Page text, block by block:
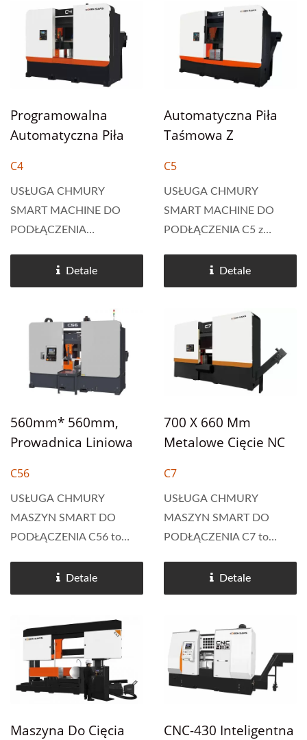
automatyczne pierwsze
(kwadratowe) cięcie,
przechowywanie do 100
zleceń,...
system sterowania Smart
NC+, oferujący funkcje...
Programowalna
Automatyczna Piła
Masowej Produkcji
C4
USŁUGA CHMURY
SMART MACHINE DO
PODŁĄCZENIA
automatyczna piła
taśmowa NC C4 do
wyposażona w
zaawansowany system
sterowania NC Cosen's.
System ten umożliwia
Detale
Automatyczna Piła
Taśmowa Z
Masowej Produkcji
C5
USŁUGA CHMURY
SMART MACHINE DO
PODŁĄCZENIA C5 z
Cosen's system kontroli NC
do masowej produkcji.
automatyczne pierwsze
cięcie, przechowywanie do
100 zleceń...
Detale
560mm* 560mm,
Prowadnica Liniowa
Maszyny Do Cięcia
Taśmowego O Dużej
Wytrzymałości
C56
USŁUGA CHMURY
MASZYN SMART DO
PODŁĄCZENIA C56 to
produkcji wykorzystująca
silnik serwo zarówno do
do podawania ramienia piły
w dół, co sprawia, że
długość...
Detale
700 X 660 Mm
Metalowe Cięcie NC
Poziome Kolumna
Typu Pasmowa
Maszyna Tartak
C7
USŁUGA CHMURY
MASZYN SMART DO
PODŁĄCZENIA C7 to
taśmowa typu
kolumnowego o wymiarach
wyposażona w system
sterowania Cosen's Smart
NC+, oferująca
automatyczne pierwsze...
Detale
Maszyna Do Cięcia
CNC-430 Inteligentna